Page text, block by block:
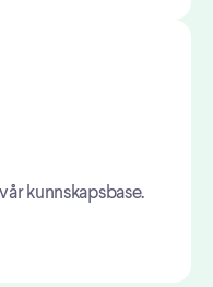
kunnskapsbase.